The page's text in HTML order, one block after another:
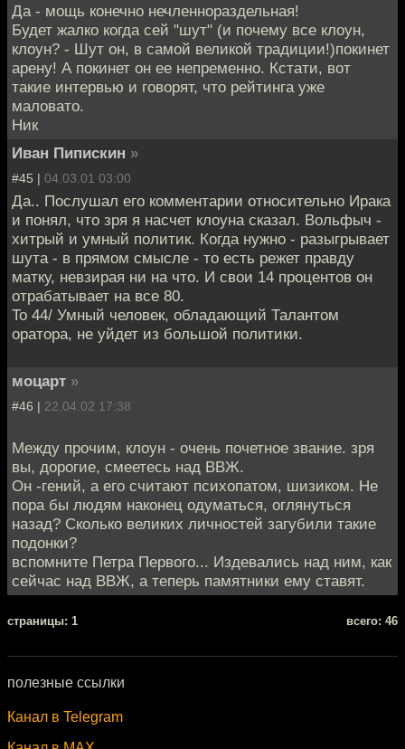
Да - мощь конечно нечленнораздельная!
Будет жалко когда сей "шут" (и почему все клоун,
клоун? - Шут он, в самой великой традиции!)покинет
арену! А покинет он ее непременно. Кстати, вот
такие интервью и говорят, что рейтинга уже
маловато.
Ник
Иван Пипискин »
#45 | 04.03.01 03:00
Да.. Послушал его комментарии относительно Ирака
и понял, что зря я насчет клоуна сказал. Вольфыч -
хитрый и умный политик. Когда нужно - разыгрывает
шута - в прямом смысле - то есть режет правду
матку, невзирая ни на что. И свои 14 процентов он
отрабатывает на все 80.
To 44/ Умный человек, обладающий Талантом
оратора, не уйдет из большой политики.
моцарт »
#46 | 22.04.02 17:38
Между прочим, клоун - очень почетное звание. зря
вы, дорогие, смеетесь над ВВЖ.
Он -гений, а его считают психопатом, шизиком. Не
пора бы людям наконец одуматься, оглянуться
назад? Сколько великих личностей загубили такие
подонки?
вспомните Петра Первого... Издевались над ним, как
сейчас над ВВЖ, а теперь памятники ему ставят.
cтраницы: 1 всего: 46
полезные ссылки
Канал в Telegram